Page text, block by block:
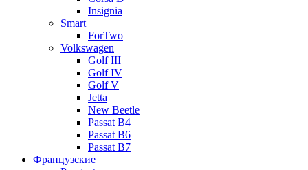
Insignia
Smart
ForTwo
Volkswagen
Golf III
Golf IV
Golf V
Jetta
New Beetle
Passat B4
Passat B6
Passat B7
Французские